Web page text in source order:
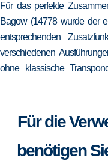
Für das perfekte
Bagow (14778 wurde der
entsprechenden
verschiedenen
ohne klassische
Für die
benötigen